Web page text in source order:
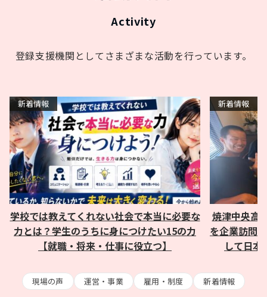
登録支援機関としてさまざまな活動を行っています。
新着情報
学校では教えてくれない社会で本当に必要な
力とは？学生のうちに身につけたい15の力
【就職・将来・仕事に役立つ】
新着情報
焼津中央高
を企業訪問
して日本
現場の声 運営・事業 雇用・制度 新着情報